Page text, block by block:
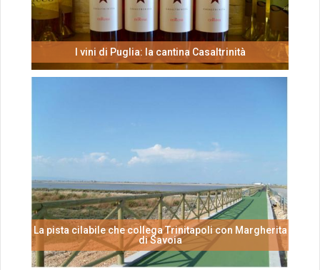
I vini di Puglia: la cantina Casaltrinità
La pista cilabile che collega Trinitapoli con Margherita
di Savoia